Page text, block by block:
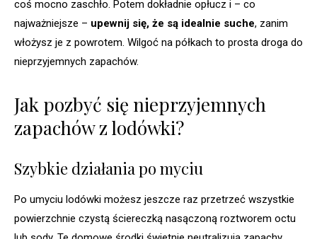
coś mocno zaschło. Potem dokładnie opłucz i – co
najważniejsze – upewnij się, że są idealnie suche, zanim
włożysz je z powrotem. Wilgoć na półkach to prosta droga do
nieprzyjemnych zapachów.
Jak pozbyć się nieprzyjemnych
zapachów z lodówki?
Szybkie działania po myciu
Po umyciu lodówki możesz jeszcze raz przetrzeć wszystkie
powierzchnie czystą ściereczką nasączoną roztworem octu